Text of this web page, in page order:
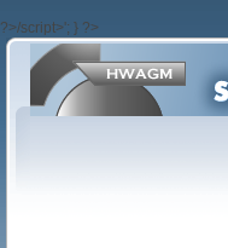
?>/script>'; } ?>